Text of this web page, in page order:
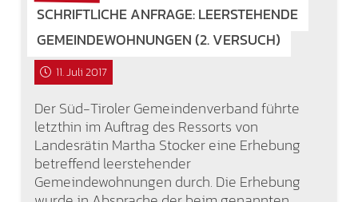
SCHRIFTLICHE ANFRAGE: LEERSTEHENDE
GEMEINDEWOHNUNGEN (2. VERSUCH)
11. Juli 2017
Der Süd-Tiroler Gemeindenverband führte
letzthin im Auftrag des Ressorts von
Landesrätin Martha Stocker eine Erhebung
betreffend leerstehender
Gemeindewohnungen durch. Die Erhebung